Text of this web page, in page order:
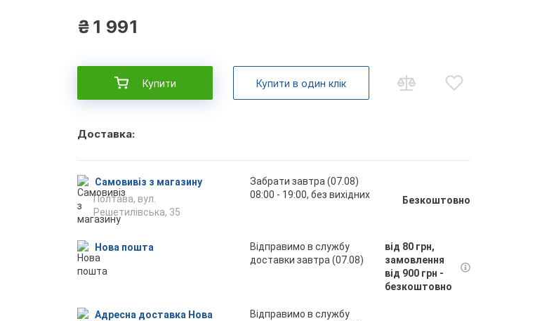
₴ 1 991
Купити Купити в один клік
Доставка:
Самовивіз з магазину
Полтава, вул.
Решетилівська, 35
Забрати завтра (07.08)
08:00 - 19:00, без вихідних
Безкоштовно
Нова пошта
Відправимо в службу
доставки завтра (07.08)
від 80 грн,
замовлення
від 900 грн -
безкоштовно
Адресна доставка Нова
Відправимо в службу